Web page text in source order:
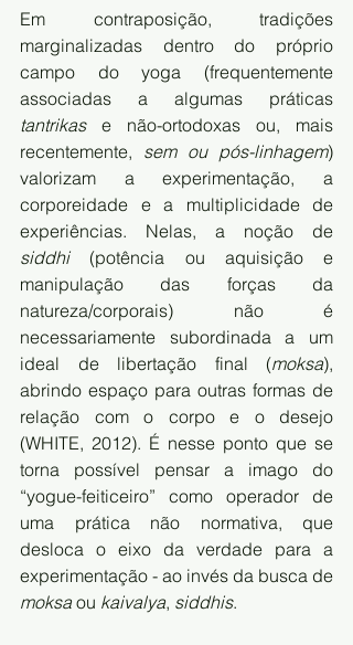
Em contraposição, tradições
marginalizadas dentro do próprio
campo do yoga (frequentemente
tantrikas e não-ortodoxas ou, mais
recentemente, sem ou pós-linhagem)
valorizam a experimentação, a
corporeidade e a multiplicidade de
siddhi (potência ou aquisição e
manipulação das forças da
natureza/corporais) não é
necessariamente subordinada a um
ideal de libertação final (moksa),
abrindo espaço para outras formas de
relação com o corpo e o desejo
(WHITE, 2012). É nesse ponto que se
torna possível pensar a imago do
“yogue-feiticeiro” como operador de
uma prática não normativa, que
desloca o eixo da verdade para a
moksa ou kaivalya, siddhis.